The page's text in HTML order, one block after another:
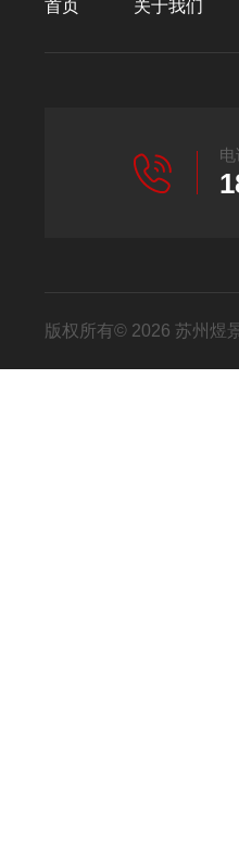
首页 关于我们
电
版权所有© 2026 苏州